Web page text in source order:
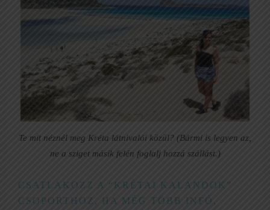
Te mit néznél meg Kréta látnivalói közül? (Bármi is legyen az,
ne a sziget másik felén foglalj hozzá szállást.)
CSATLAKOZZ A “KRÉTAI KALANDOK”
CSOPORTHOZ, HA MÉG TÖBB INFÓ,